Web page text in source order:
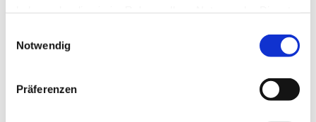
Notwendig
Präferenzen